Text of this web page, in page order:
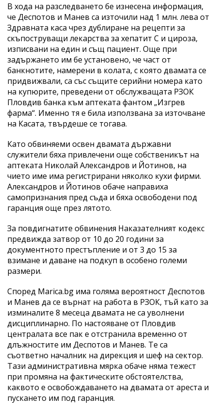
В хода на разследването бе изнесена информация,
че Деспотов и Манев са източили над 1 млн. лева от
Здравната каса чрез дублиране на рецепти за
скъпоструващи лекарства за хепатит С и цироза,
изписвани на един и същ пациент. Още при
задържането им бе установено, че част от
банкнотите, намерени в колата, с която двамата се
придвижвали, са със същите серийни номера като
на купюрите, преведени от обслужващата РЗОК
Пловдив банка към аптеката фантом „Изгрев
фарма“. Именно тя е била използвана за източване
на Касата, твърдеше се тогава.
Като обвиняеми освен двамата държавни
служители бяха привлечени още собственикът на
аптеката Николай Александров и Йотинов, на
чието име има регистрирани няколко кухи фирми.
Александров и Йотинов обаче направиха
самопризнания пред съда и бяха освободени под
гаранция още през лятото.
За повдигнатите обвинения Наказателният кодекс
предвижда затвор от 10 до 20 години за
документното престъпление и от 3 до 15 за
взимане и даване на подкуп в особено големи
размери.
Според Marica.bg има голяма вероятност Деспотов
и Манев да се върнат на работа в РЗОК, тъй като за
изминалите 8 месеца двамата не са уволнени
дисциплинарно. По настояване от Пловдив
централата все пак е отстранила временно от
длъжностите им Деспотов и Манев. Те са
съответно началник на дирекция и шеф на сектор.
Тази административна мярка обаче няма тежест
при промяна на фактическите обстоятелства,
каквото е освобождаването на двамата от ареста и
пускането им под гаранция.